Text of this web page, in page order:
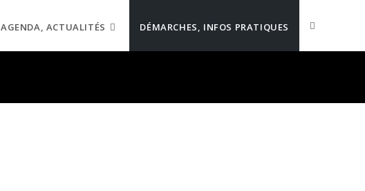
AGENDA, ACTUALITÉS DÉMARCHES, INFOS PRATIQUES